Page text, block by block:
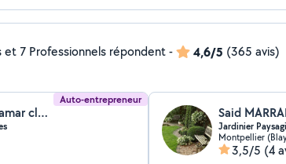
et 7 Professionnels répondent- 4,6/5 (365 avis)
Auto-entrepreneur
Abdelhakim Amar (amar clean) Said
Jardinier
Montpellier
3,5/5 (4